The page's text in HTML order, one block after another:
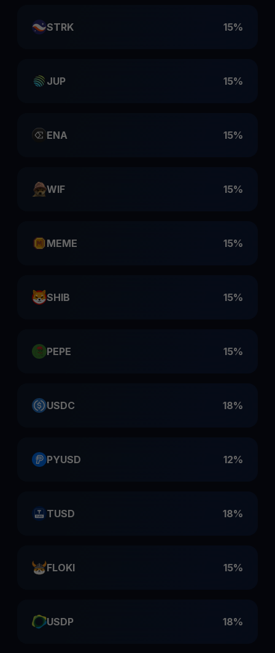
STRK 15%
JUP 15%
ENA 15%
WIF 15%
MEME 15%
SHIB 15%
PEPE 15%
USDC 18%
PYUSD 12%
TUSD 18%
FLOKI 15%
USDP 18%